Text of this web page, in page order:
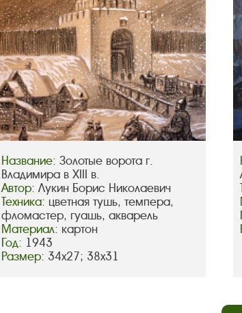
Название: Золотые ворота г.
Владимира в XIII в.
Автор: Лукин Борис Николаевич
Техника: цветная тушь, темпера,
фломастер, гуашь, акварель
Материал: картон
Год: 1943
Размер: 34х27; 38х31